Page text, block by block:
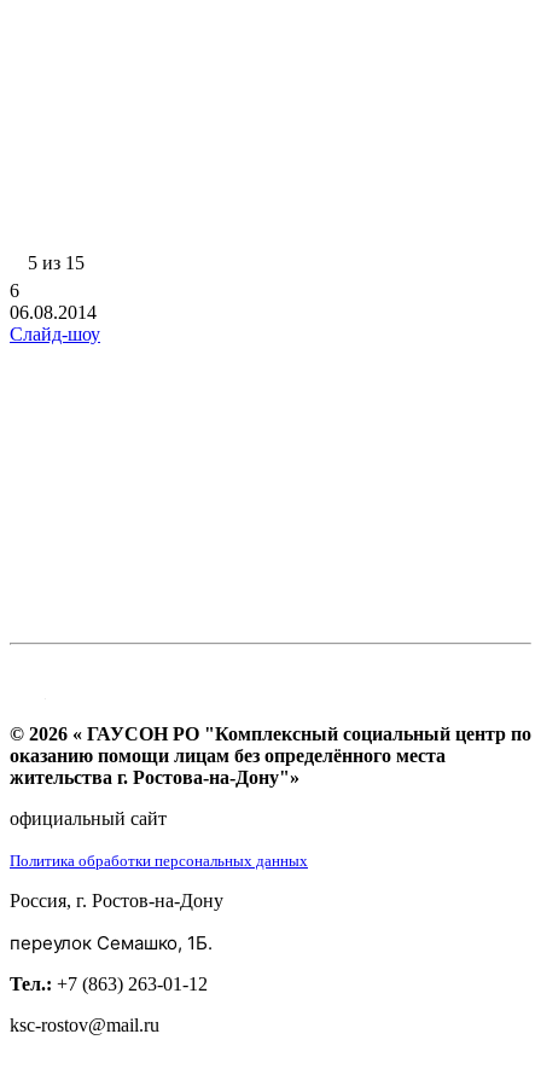
5 из 15
6
06.08.2014
Слайд-шоу
© 2026 « ГАУСОН РО "Комплексный социальный центр по
оказанию помощи лицам без определённого места
жительства г. Ростова-на-Дону"»
официальный сайт
Политика обработки персональных данных
Россия, г. Ростов-на-Дону
переулок Семашко, 1Б.
Тел.: +7 (863) 263-01-12
ksc-rostov@mail.ru